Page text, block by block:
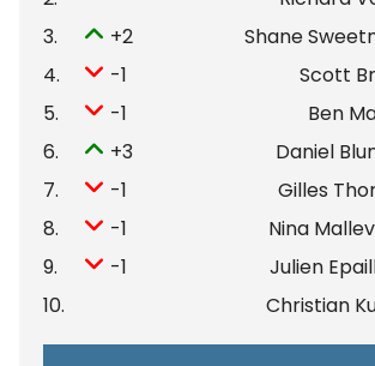
3.
+2
Shane
4.
-1
Scott
5.
-1
Ben
6.
+3
Daniel
7.
-1
Gilles
8.
-1
Nina
9.
-1
Julien
10.
Christian